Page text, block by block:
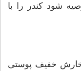
شود کندر را با
خفیف پوستی